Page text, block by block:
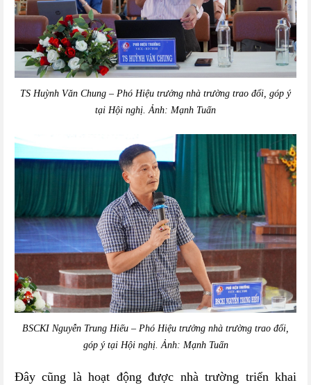
TS Huỳnh Văn Chung – Phó Hiệu trưởng nhà trường trao đổi, góp ý
tại Hội nghị. Ảnh: Mạnh Tuấn
BSCKI Nguyễn Trung Hiếu – Phó Hiệu trưởng nhà trường trao đổi,
góp ý tại Hội nghị. Ảnh: Mạnh Tuấn
Đây cũng là hoạt động được nhà trường triển khai